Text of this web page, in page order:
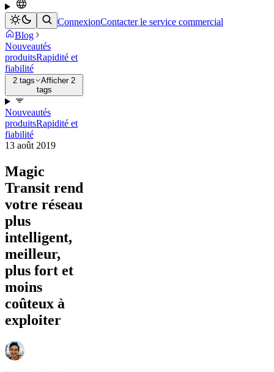
ConnexionContacter le service commercial
Blog
Nouveautés
produitsRapidité et
fiabilité
2 tags
Afficher 2
tags
Nouveautés
produitsRapidité et
fiabilité
13 août 2019
Magic
Transit rend
votre réseau
plus
intelligent,
meilleur,
plus fort et
moins
coûteux à
exploiter